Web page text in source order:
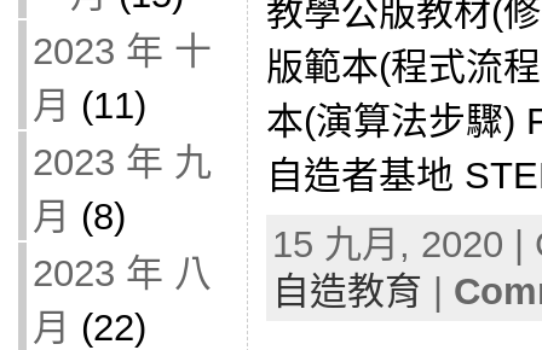
2023 年 十
月 (11)
2023 年 九
月 (8)
2023 年 八
月 (22)
教學公版教材(
版範本(程式流
本(演算法步驟)
自造者基地
15 九月, 2020
自造教育